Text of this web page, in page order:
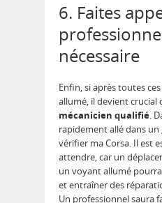
6. Faites
nécessaire
Enfin, si après toutes
allumé, il devient crucial
mécanicien qualifié.
rapidement allé dans
vérifier ma Corsa. Il est
attendre, car un
un voyant allumé
et entraîner des
Un professionnel saura